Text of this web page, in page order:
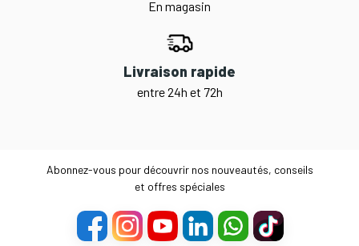
En magasin
Livraison rapide
entre 24h et 72h
Abonnez-vous pour découvrir nos nouveautés, conseils
et offres spéciales